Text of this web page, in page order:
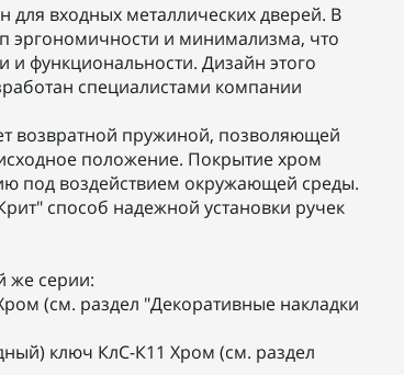
для входных металлических дверей. В
эргономичности и минимализма, что
и функциональности. Дизайн этого
специалистами компании
возвратной пружиной, позволяющей
положение. Покрытие хром
под воздействием окружающей среды.
способ надежной установки ручек
же серии:
(см. раздел "Декоративные накладки
ключ КлС-К11 Хром (см. раздел